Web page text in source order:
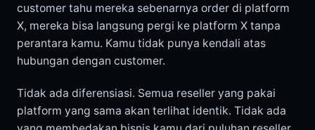
customer tahu mereka sebenarnya order di platform
X, mereka bisa langsung pergi ke platform X tanpa
perantara kamu. Kamu tidak punya kendali atas
hubungan dengan customer.
Tidak ada diferensiasi. Semua reseller yang pakai
platform yang sama akan terlihat identik. Tidak ada